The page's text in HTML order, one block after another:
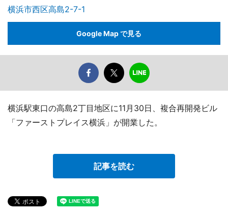
横浜市西区高島2-7-1
Google Map で見る
横浜駅東口の高島2丁目地区に11月30日、複合再開発ビル
「ファーストプレイス横浜」が開業した。
記事を読む